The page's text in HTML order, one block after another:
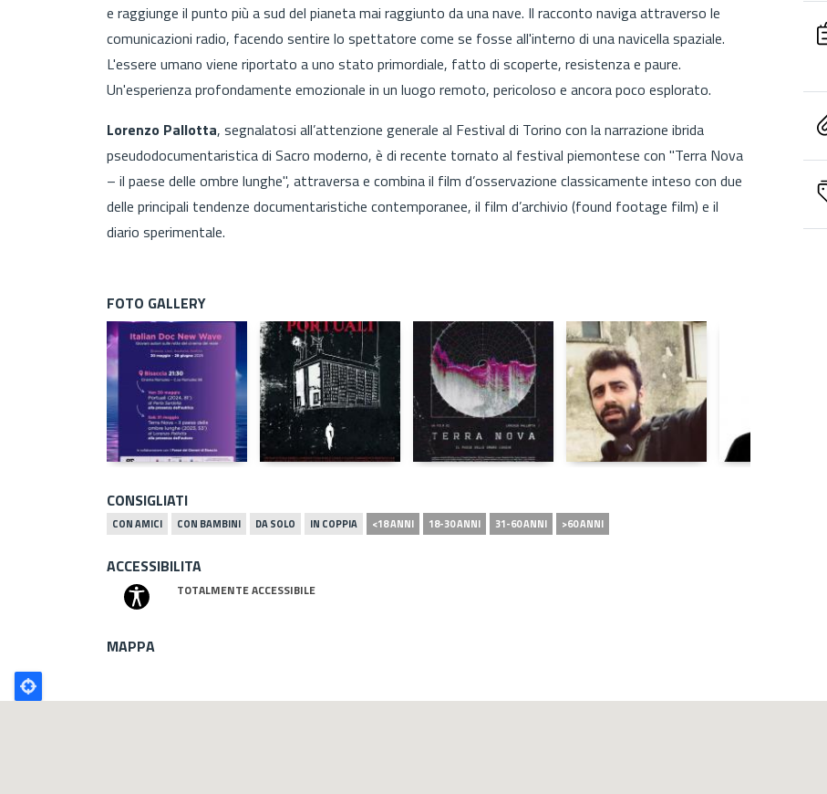
e raggiunge il punto più a sud del pianeta mai raggiunto da una nave. Il racconto naviga attraverso le
comunicazioni radio, facendo sentire lo spettatore come se fosse all'interno di una navicella spaziale.
L'essere umano viene riportato a uno stato primordiale, fatto di scoperte, resistenza e paure.
Un'esperienza profondamente emozionale in un luogo remoto, pericoloso e ancora poco esplorato.
Lorenzo Pallotta, segnalatosi all’attenzione generale al Festival di Torino con la narrazione ibrida
pseudodocumentaristica di Sacro moderno, è di recente tornato al festival piemontese con "Terra Nova
– il paese delle ombre lunghe", attraversa e combina il film d’osservazione classicamente inteso con due
delle principali tendenze documentaristiche contemporanee, il film d’archivio (found footage film) e il
diario sperimentale.
FOTO GALLERY
CONSIGLIATI
CON AMICI CON BAMBINI DA SOLO IN COPPIA <18 ANNI 18-30 ANNI 31-60 ANNI >60 ANNI
ACCESSIBILITA
TOTALMENTE ACCESSIBILE
MAPPA
Poligono
GEO